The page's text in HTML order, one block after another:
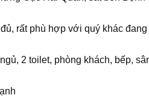
rất phù hợp với quý khác
2 toilet, phòng khách, bếp,